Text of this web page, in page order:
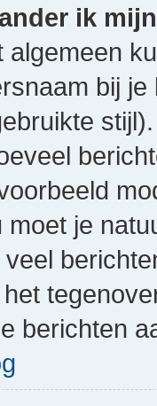
ik
algemeen
bij
moet je
berichten